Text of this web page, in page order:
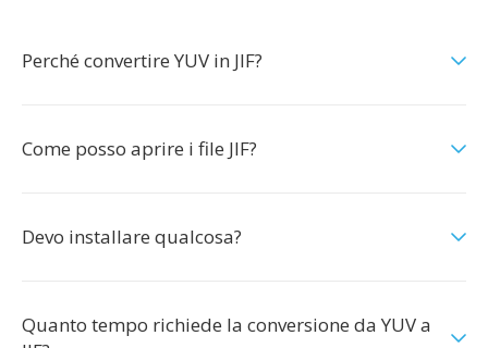
Perché convertire YUV in JIF?
Come posso aprire i file JIF?
Devo installare qualcosa?
Quanto tempo richiede la conversione da YUV a